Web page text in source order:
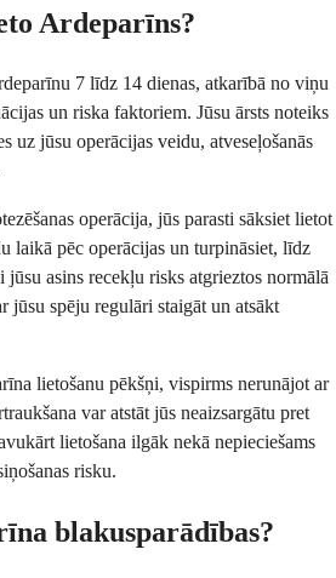
Ardeparīns?
7 līdz 14 dienas, atkarībā no viņu
un riska faktoriem. Jūsu ārsts noteiks
uz jūsu operācijas veidu, atveseļošanās
operācija, jūs parasti sāksiet lietot
laikā pēc operācijas un turpināsiet, līdz
asins recekļu risks atgrieztos normālā
jūsu spēju regulāri staigāt un atsākt
lietošanu pēkšņi, vispirms nerunājot ar
var atstāt jūs neaizsargātu pret
lietošana ilgāk nekā nepieciešams
risku.
blakusparādības?